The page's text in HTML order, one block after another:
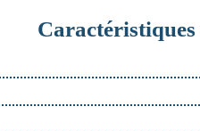
Caractéristiques